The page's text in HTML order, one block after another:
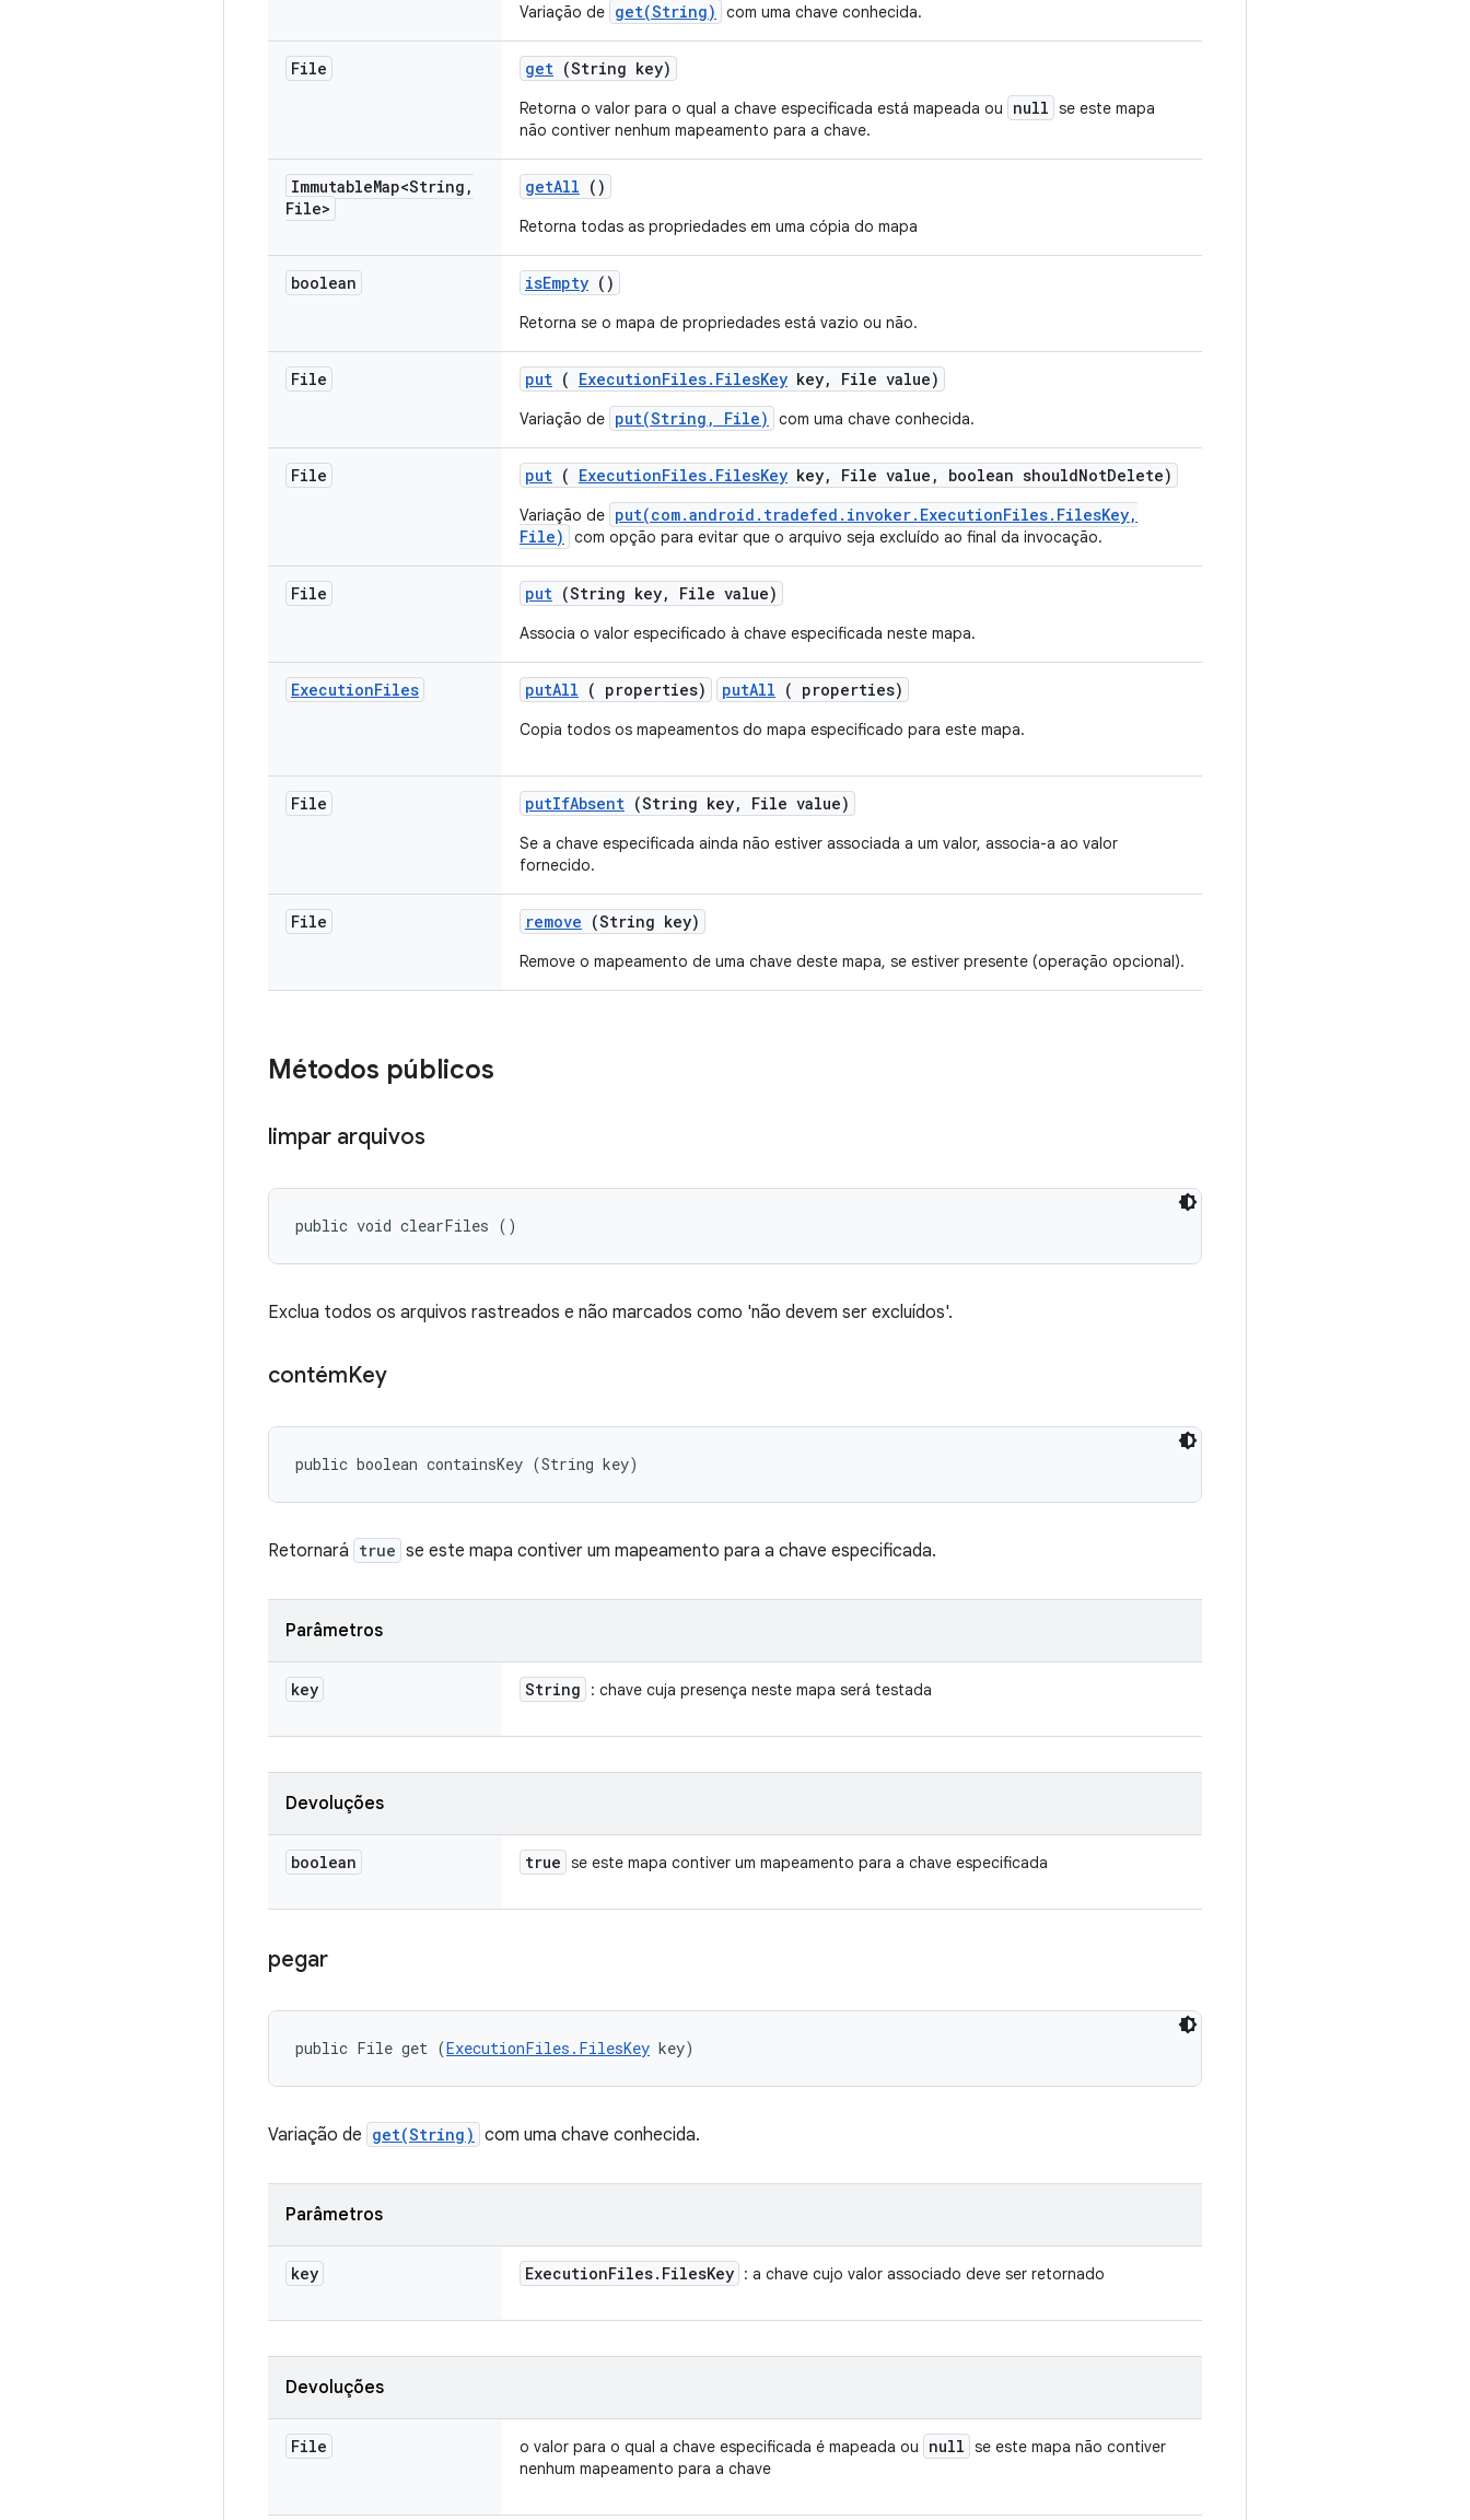
Variação de get(String) com uma chave conhecida.
File get (String key)
Retorna o valor para o qual a chave especificada está mapeada ou null se este mapa
não contiver nenhum mapeamento para a chave.
ImmutableMap<String ,
File>
getAll ()
Retorna todas as propriedades em uma cópia do mapa
boolean isEmpty ()
Retorna se o mapa de propriedades está vazio ou não.
File put ( ExecutionFiles. FilesKey key, File value)
Variação de put(String, File) com uma chave conhecida.
File put ( ExecutionFiles. FilesKey key, File value , boolean shouldNotDelete)
Variação de put(com.android.tradefed.invoker.ExecutionFiles.FilesKey,
File)
com opção para evitar que o arquivo seja excluído ao final da invocação.
File put (String key, File value)
Associa o valor especificado à chave especificada neste mapa.
ExecutionFiles putAll ( properties) putAll ( properties)
Copia todos os mapeamentos do mapa especificado para este mapa.
File putIfAbsent (String key, File value)
Se a chave especificada ainda não estiver associada a um valor, associa-a ao valor
fornecido.
File remove (String key)
Remove o mapeamento de uma chave deste mapa, se estiver presente (operação opcional).
Métodos públicos
limpar arquivos
public void clearFiles ()
Exclua todos os arquivos rastreados e não marcados como 'não devem ser excluídos'.
contémKey
public boolean containsKey (String key)
Retornará true se este mapa contiver um mapeamento para a chave especificada.
Parâmetros
key String : chave cuja presença neste mapa será testada
Devoluções
boolean true se este mapa contiver um mapeamento para a chave especificada
pegar
public File get (ExecutionFiles.FilesKey key)
Variação de get(String) com uma chave conhecida.
Parâmetros
key ExecutionFiles. FilesKey : a chave cujo valor associado deve ser retornado
Devoluções
File o valor para o qual a chave especificada é mapeada ou null se este mapa não contiver
nenhum mapeamento para a chave